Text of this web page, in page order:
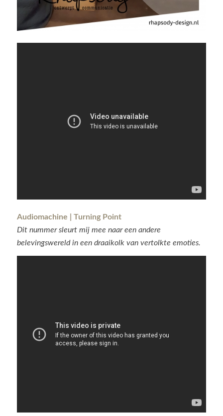
Audiomachine | Turning Point
Dit nummer sleurt mij mee naar een andere
belevingswereld in een draaikolk van vertolkte emoties.